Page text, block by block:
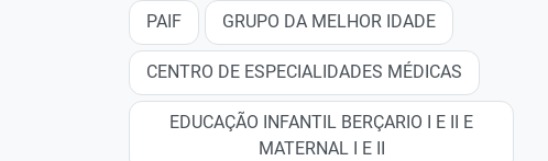
PAIF GRUPO DA MELHOR IDADE
CENTRO DE ESPECIALIDADES MÉDICAS
EDUCAÇÃO INFANTIL BERÇARIO I E II E
MATERNAL I E II